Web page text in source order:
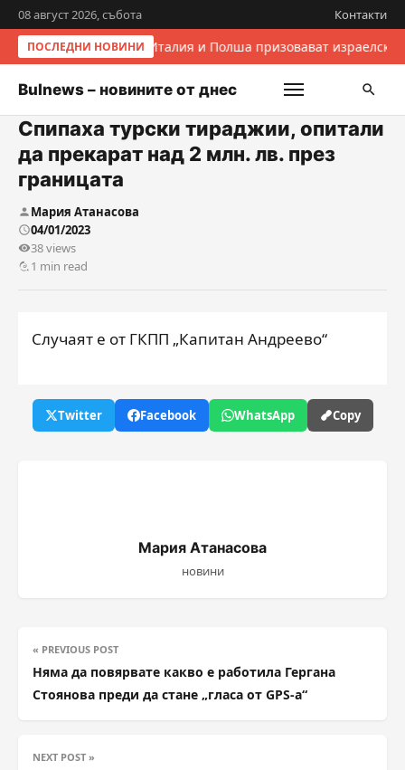
08 август 2026, събота Контакти
ПОСЛЕДНИ НОВИНИ Италия и Полша призовават
Bulnews – новините от днес
Спипаха турски тираджии, опитали
да прекарат над 2 млн. лв. през
границата
Мария Атанасова
04/01/2023
38 views
1 min read
Случаят е от ГКПП „Капитан Андреево“
Twitter Facebook WhatsApp Copy
Мария Атанасова
новини
« PREVIOUS POST
Няма да повярвате какво е работила Гергана
Стоянова преди да стане „гласа от GPS-а“
NEXT POST »